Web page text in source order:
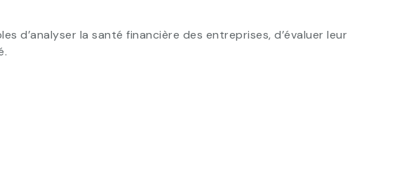
d’analyser la santé financière des entreprises, d’évaluer leur